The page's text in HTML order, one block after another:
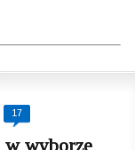
17
wyborze